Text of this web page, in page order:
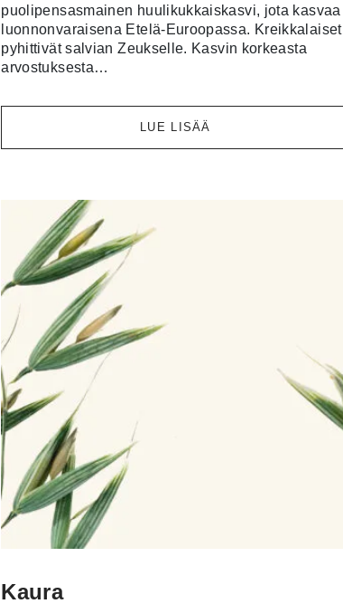
puolipensasmainen huulikukkaiskasvi, jota kasvaa
luonnonvaraisena Etelä-Euroopassa. Kreikkalaiset
pyhittivät salvian Zeukselle. Kasvin korkeasta
arvostuksesta…
LUE LISÄÄ
Kaura